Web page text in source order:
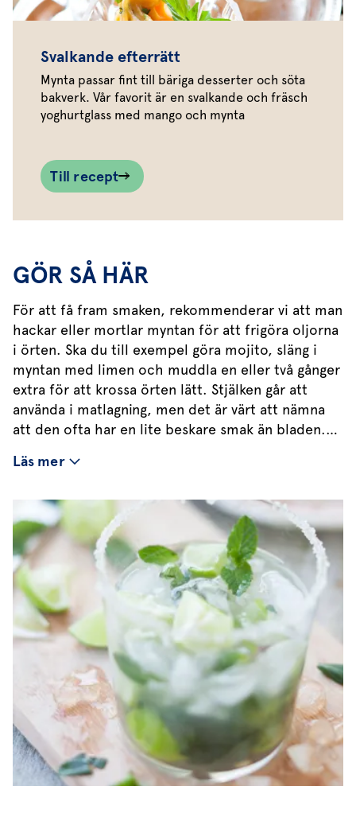
Svalkande efterrätt
Mynta passar fint till bäriga desserter och söta
bakverk. Vår favorit är en svalkande och fräsch
yoghurtglass med mango och mynta
Till recept
GÖR SÅ HÄR
För att få fram smaken, rekommenderar vi att man
hackar eller mortlar myntan för att frigöra oljorna
i örten. Ska du till exempel göra mojito, släng i
myntan med limen och muddla en eller två gånger
extra för att krossa örten lätt. Stjälken går att
använda i matlagning, men det är värt att nämna
att den ofta har en lite beskare smak än bladen.
behåller stammen sin spädhet. Om du får mynta
bladen.
Läs mer